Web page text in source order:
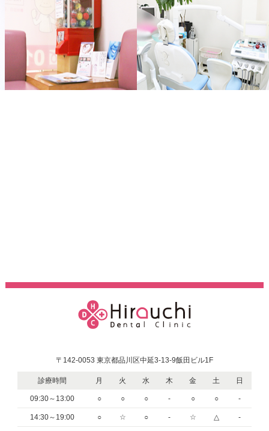
〒142-0053 東京都品川区中延3-13-9飯田ビル1F
診療時間 月 火 水 木 金 土 日
09:30～13:00 ○ ○ ○ - ○ ○ -
14:30～19:00 ○ ☆ ○ - ☆ △ -